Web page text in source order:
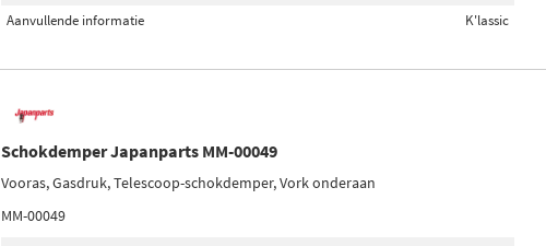
Aanvullende informatie
K'lassic
Schokdemper Japanparts MM-00049
Vooras, Gasdruk, Telescoop-schokdemper, Vork onderaan
MM-00049